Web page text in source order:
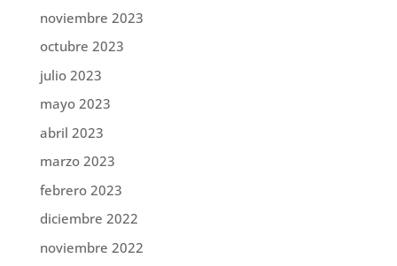
noviembre 2023
octubre 2023
julio 2023
mayo 2023
abril 2023
marzo 2023
febrero 2023
diciembre 2022
noviembre 2022